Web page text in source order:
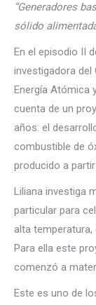
“Generadores
sólido
En el episodio II
investigadora del
Energía Atómica
cuenta de un
años: el
combustible de
producido a
Liliana investiga
particular para
alta temperatura,
Para ella este
comenzó a
Este es uno de